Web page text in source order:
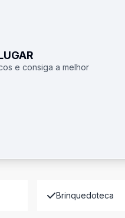
e consiga a melhor
Brinquedoteca